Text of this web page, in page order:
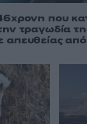
που
τραγωδία